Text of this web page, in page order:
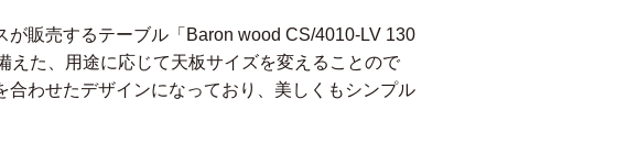
販売するテーブル「Baron wood CS/4010-LV 130
た、用途に応じて天板サイズを変えることので
わせたデザインになっており、美しくもシンプル